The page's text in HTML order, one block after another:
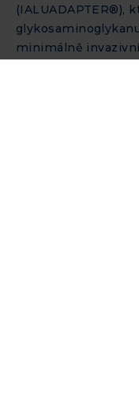
(IALUADAPTER®),
minimálně